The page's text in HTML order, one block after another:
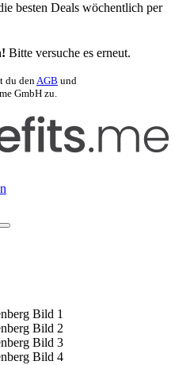
besten Deals wöchentlich per
Bitte versuche es erneut.
du denAGB und
GmbH zu.